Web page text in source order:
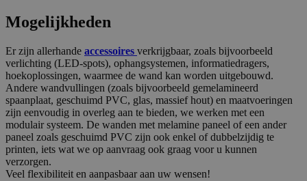
Mogelijkheden
Er zijn allerhande accessoires verkrijgbaar, zoals bijvoorbeeld
verlichting (LED-spots), ophangsystemen, informatiedragers,
hoekoplossingen, waarmee de wand kan worden uitgebouwd.
Andere wandvullingen (zoals bijvoorbeeld gemelamineerd
spaanplaat, geschuimd PVC, glas, massief hout) en maatvoeringen
zijn eenvoudig in overleg aan te bieden, we werken met een
modulair systeem. De wanden met melamine paneel of een ander
paneel zoals geschuimd PVC zijn ook enkel of dubbelzijdig te
printen, iets wat we op aanvraag ook graag voor u kunnen
verzorgen.
Veel flexibiliteit en aanpasbaar aan uw wensen!